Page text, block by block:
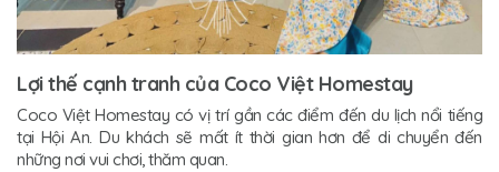
Lợi thế cạnh tranh của Coco Việt Homestay
Coco Việt Homestay có vị trí gần các điểm đến du lịch nổi tiếng
tại Hội An. Du khách sẽ mất ít thời gian hơn để di chuyển đến
những nơi vui chơi, thăm quan.